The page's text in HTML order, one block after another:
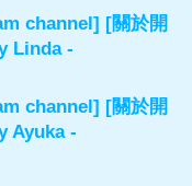
channel] [關於開
Linda-
channel] [關於開
Ayuka-